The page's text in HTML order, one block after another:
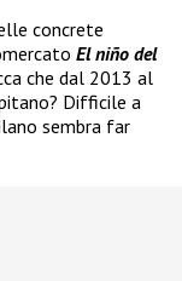
concrete
El niño del
che dal 2013 al
Difficile a
sembra far